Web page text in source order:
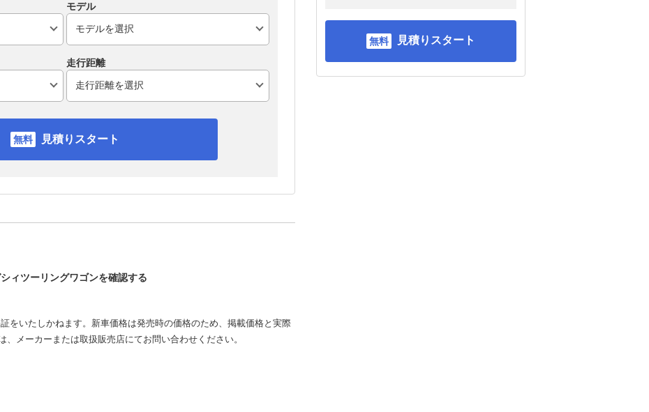
モデル
走行距離
見積りスタート
ィツーリングワゴンを確認する
をいたしかねます。新車価格は発売時の価格のため、掲載価格と実際
メーカーまたは取扱販売店にてお問い合わせください。
見積りスタート